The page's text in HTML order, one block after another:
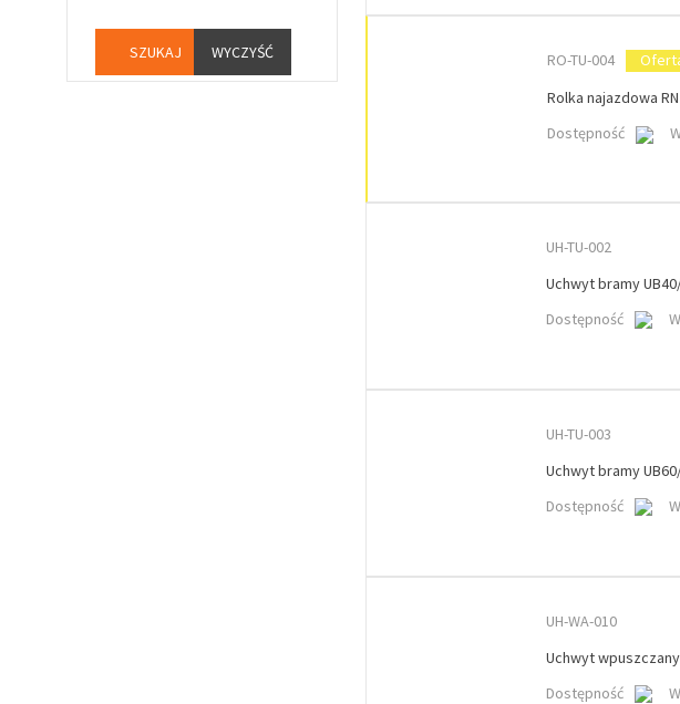
WYCZYŚĆ RO-TU-004
Rolka najazdowa
Dostępność
UH-TU-002
Uchwyt bramy
Dostępność
UH-TU-003
Uchwyt bramy
Dostępność
UH-WA-010
Uchwyt
Dostępność